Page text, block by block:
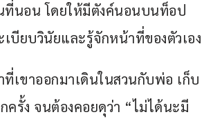
ที่นอน โดยให้มีตังค์นอนบนท็อป
บียบวินัยและรู้จักหน้าที่ของตัวเอง
เขาออกมาเดินในสวนกับพ่อ เก็บ
รั้ง จนต้องคอยดุว่า “ไม่ได้นะมี